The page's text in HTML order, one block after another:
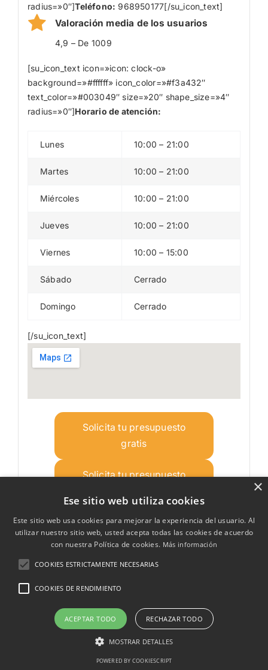
radius=»0″]Teléfono: 968950177[/su_icon_text]
Valoración media de los usuarios
4,9 – De 1009
[su_icon_text icon=»icon: clock-o»
background=»#ffffff» icon_color=»#f3a432″
text_color=»#003049″ size=»20″ shape_size=»4″
radius=»0″]Horario de atención:
Lunes 10:00 – 21:00
Martes 10:00 – 21:00
Miércoles 10:00 – 21:00
Jueves 10:00 – 21:00
Viernes 10:00 – 15:00
Sábado Cerrado
Domingo Cerrado
[/su_icon_text]
Solicita tu presupuesto
gratis
Solicita tu presupuesto
Teléfonos de las Clínicas capilares en Murcia
Te proporcionamos unalista actualizada con los
te permitirá comunicarte con el departamento adecuado
Ya sea que necesites agendar una cita, consultar sobre
servicios médicos o resolver dudas administrativas, los
números proporcionados aquí te conectarán con el
×
Ese sitio web utiliza cookies
Este sitio web usa cookies para mejorar la experiencia del usuario. Al
utilizar nuestro sitio web, usted acepta todas las cookies de acuerdo
con nuestra Política de cookies. Más información
COOKIES ESTRICTAMENTE NECESARIAS
COOKIES DE RENDIMIENTO
ACEPTAR TODO RECHAZAR TODO
MOSTRAR DETALLES
POWERED BY COOKIESCRIPT